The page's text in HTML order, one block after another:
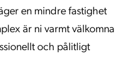
en mindre fastighet
är ni varmt välkomna
och pålitligt